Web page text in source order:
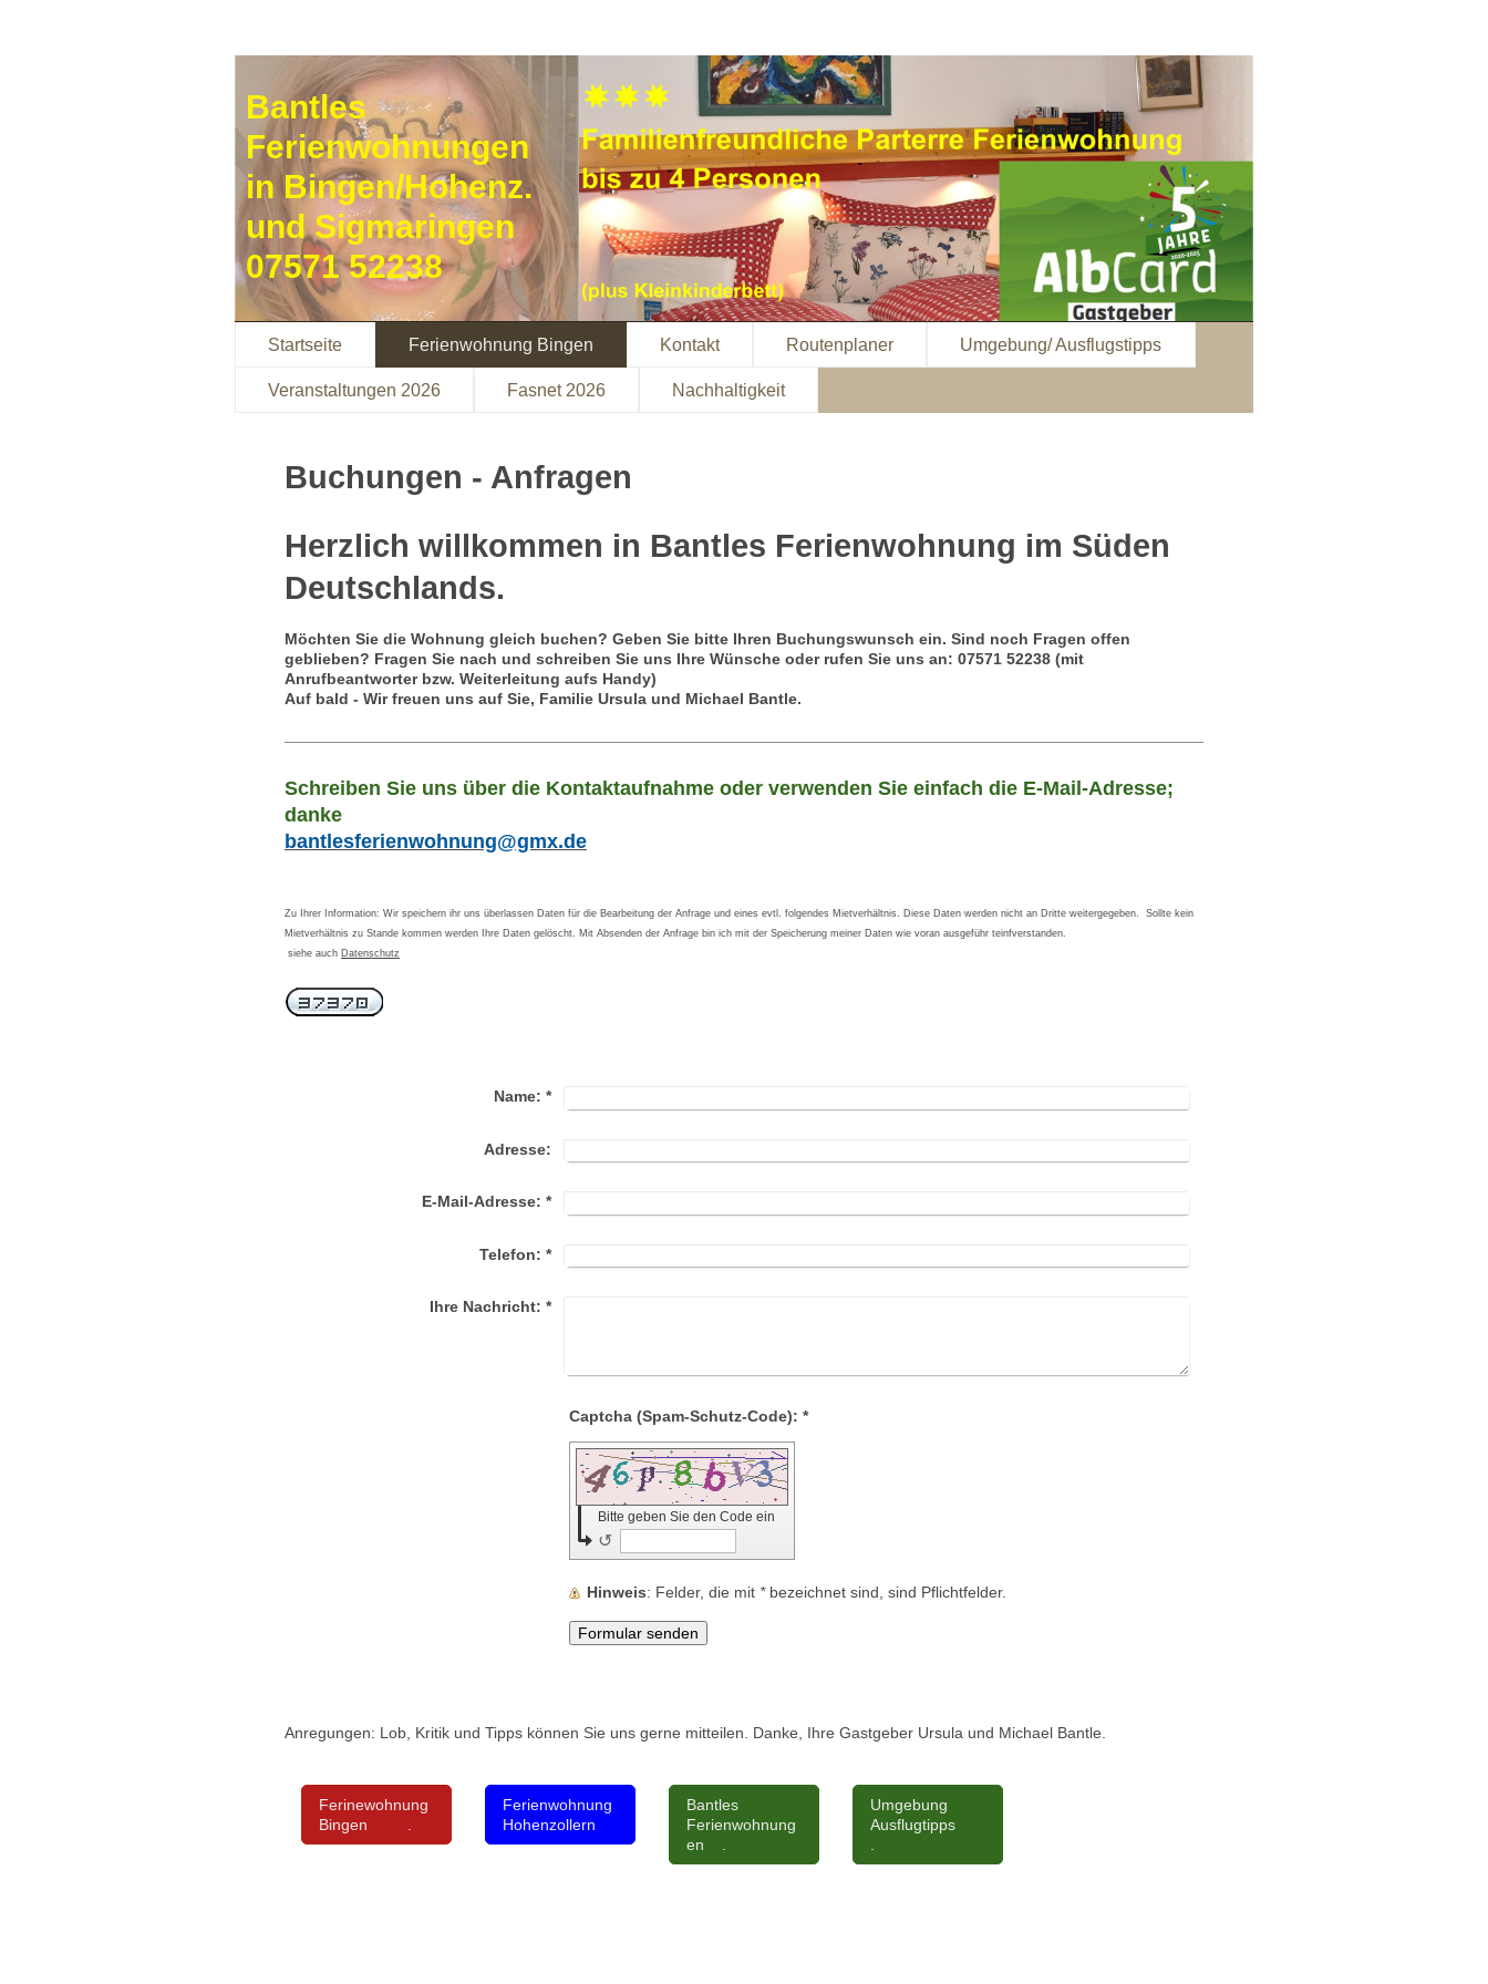
Bantles
Ferienwohnungen
in Bingen/Hohenz.
und Sigmaringen
07571 52238
Startseite Ferienwohnung Bingen Kontakt Routenplaner Umgebung/ Ausflugstipps
Veranstaltungen 2026 Fasnet 2026 Nachhaltigkeit
Buchungen - Anfragen
Herzlich willkommen in Bantles Ferienwohnung im Süden
Deutschlands.
Möchten Sie die Wohnung gleich buchen? Geben Sie bitte Ihren Buchungswunsch ein. Sind noch Fragen offen
geblieben? Fragen Sie nach und schreiben Sie uns Ihre Wünsche oder rufen Sie uns an: 07571 52238 (mit
Anrufbeantworter bzw. Weiterleitung aufs Handy)
Auf bald - Wir freuen uns auf Sie, Familie Ursula und Michael Bantle.
Schreiben Sie uns über die Kontaktaufnahme oder verwenden Sie einfach die E-Mail-Adresse;
danke
bantlesferienwohnung@gmx.de
Zu Ihrer Information: Wir speichern ihr uns überlassen Daten für die Bearbeitung der Anfrage und eines evtl. folgendes Mietverhältnis. Diese Daten werden nicht an Dritte weitergegeben. Sollte kein
Mietverhältnis zu Stande kommen werden Ihre Daten gelöscht. Mit Absenden der Anfrage bin ich mit der Speicherung meiner Daten wie voran ausgeführ teinfverstanden.
siehe auch Datenschutz
Name: *
Adresse:
E-Mail-Adresse: *
Telefon: *
Ihre Nachricht: *
Captcha (Spam-Schutz-Code): *
Bitte geben Sie den Code ein
↺
Hinweis : Felder, die mit *bezeichnet sind, sind Pflichtfelder.
Anregungen: Lob, Kritik und Tipps können Sie uns gerne mitteilen. Danke, Ihre Gastgeber Ursula und Michael Bantle.
Ferinewohnung
Bingen .
Ferienwohnung
Hohenzollern
Bantles
Ferienwohnung
en .
Umgebung
Ausflugtipps
.